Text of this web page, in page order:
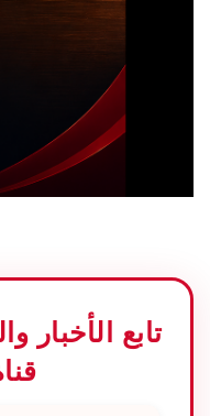
تابع الأخبار